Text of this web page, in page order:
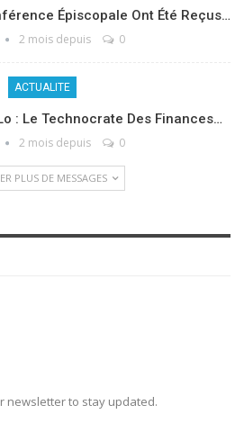
Épiscopale Ont Été Reçus…
2 mois depuis 0
ACTUALITE
: Le Technocrate Des Finances…
2 mois depuis 0
PLUS DE MESSAGES
newsletter to stay updated.